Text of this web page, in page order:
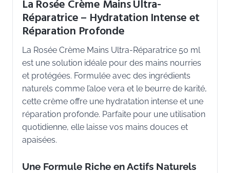
La Rosée Crème Mains Ultra-
Réparatrice – Hydratation Intense et
Réparation Profonde
La Rosée Crème Mains Ultra-Réparatrice 50 ml
est une solution idéale pour des mains nourries
et protégées. Formulée avec des ingrédients
naturels comme l’aloe vera et le beurre de karité,
cette crème offre une hydratation intense et une
réparation profonde. Parfaite pour une utilisation
quotidienne, elle laisse vos mains douces et
apaisées.
Une Formule Riche en Actifs Naturels